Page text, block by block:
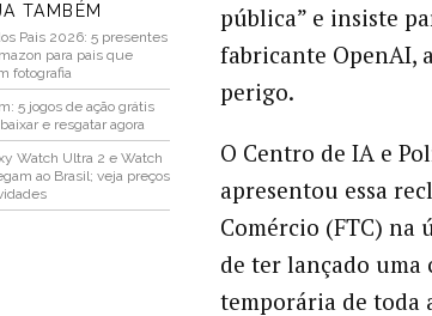
TAMBÉM
Pais 2026: 5 presentes
para pais que
fotografia
5 jogos de ação grátis
e resgatar agora
Watch Ultra 2 e Watch
ao Brasil; veja preços
pública” e insiste
fabricante OpenAI,
perigo.
O Centro de IA e
apresentou essa
Comércio (FTC) na
de ter lançado
temporária de toda